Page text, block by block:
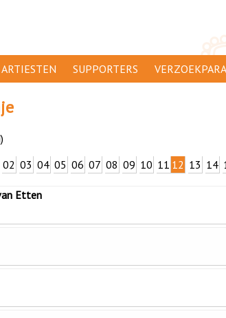
ARTIESTEN SUPPORTERS
02 03 04 05 06 07 08 09 10 11 12 13 14
Etten